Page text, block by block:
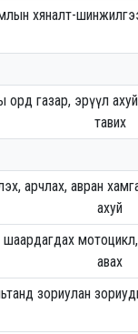
хяналт-
газар, эрүүл
тавих
арчлах, авран
ахуй
авах
зориулан